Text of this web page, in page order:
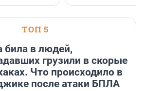
ТОП 5
била в людей,
грузили в скорые
Что происходило в
после атаки БПЛА